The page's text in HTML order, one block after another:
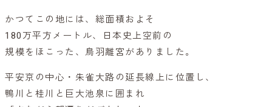
かつてこの地には、総面積およそ
180万平方メートル、日本史上空前の
規模をほこった、鳥羽離宮がありました。
平安京の中心・朱雀大路の延長線上に位置し、
鴨川と桂川と巨大池泉に囲まれ